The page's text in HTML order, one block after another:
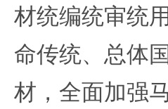
材统编统审统
命传统、总体
材，全面加强